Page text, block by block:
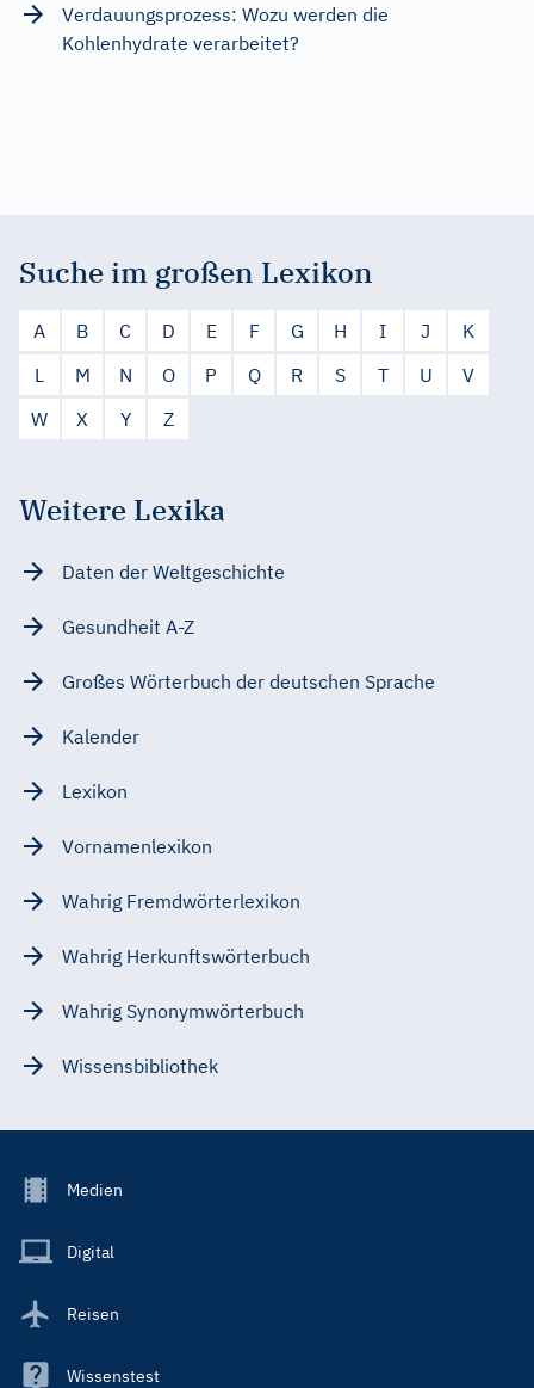
Verdauungsprozess: Wozu werden die
Kohlenhydrate verarbeitet?
Suche im großen Lexikon
A B C D E F G H I J
K
L
M N O P Q R S T U
V
W
X Y Z
Weitere Lexika
Daten der Weltgeschichte
Gesundheit A-Z
Großes Wörterbuch der deutschen Sprache
Kalender
Lexikon
Vornamenlexikon
Wahrig Fremdwörterlexikon
Wahrig Herkunftswörterbuch
Wahrig Synonymwörterbuch
Wissensbibliothek
Footer
Main
Medien
Digital
Reisen
Wissenstest